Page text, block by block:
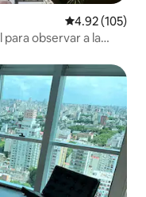
Calificación
4.92 (105)
observar a la